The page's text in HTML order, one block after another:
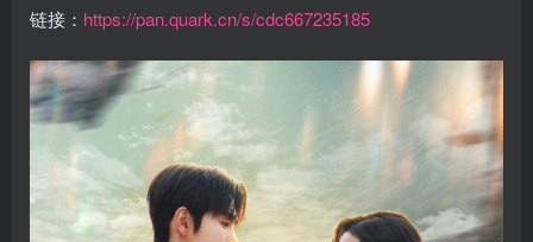
链接： https://pan.quark.cn/s/cdc667235185